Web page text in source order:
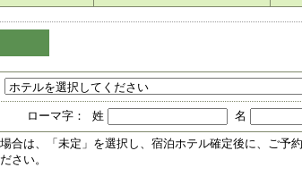
ローマ字： 姓 名
合は、「未定」を選択し、宿泊ホテル確定後に、ご予
さい。